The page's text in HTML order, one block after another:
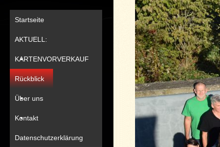
Startseite
AKTUELL:
KARTENVORVERKAUF
Rückblick
Über uns
Kontakt
Datenschutzerklärung